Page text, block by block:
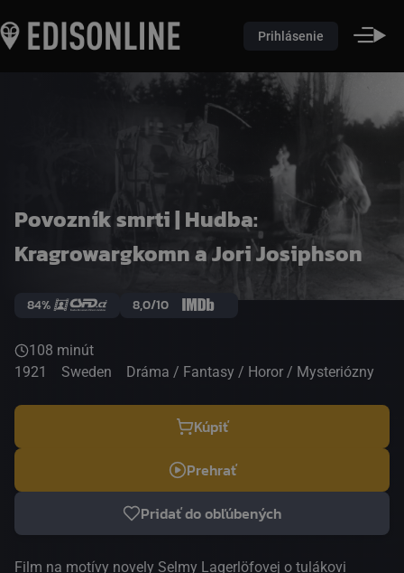
Prihlásenie
Povozník smrti | Hudba:
Kragrowargkomn a Jori Josiphson
84% 8,0/10
108 minút
1921
Sweden Dráma / Fantasy / Horor / Mysteriózny
Kúpiť
Prehrať
Pridať do obľúbených
Film na motívy novely Selmy Lagerlöfovej o tulákovi